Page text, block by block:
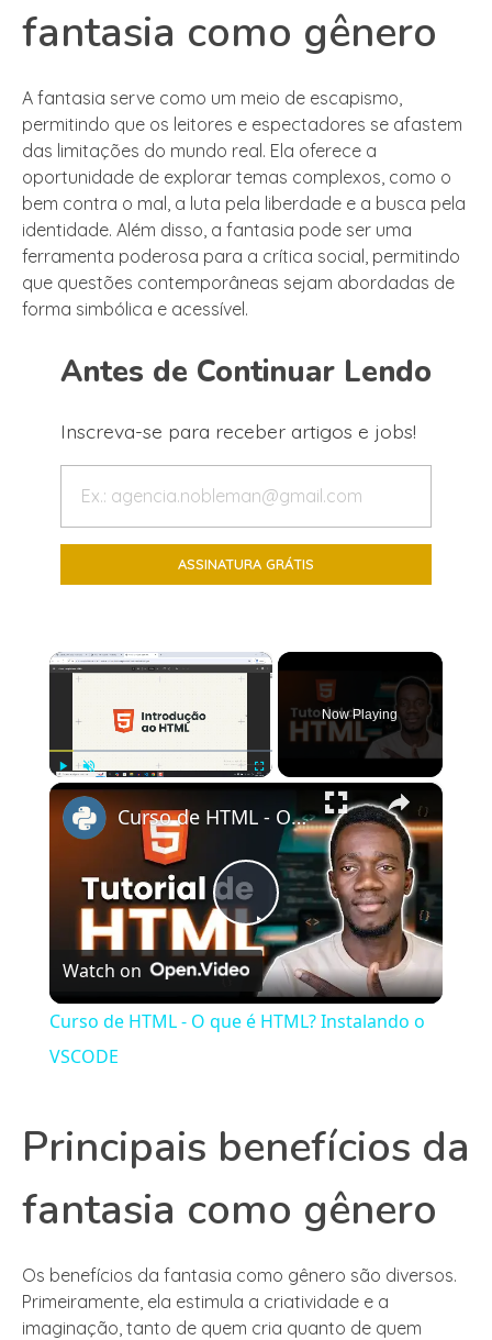
fantasia como gênero
A fantasia serve como um meio de escapismo,
permitindo que os leitores e espectadores se afastem
das limitações do mundo real. Ela oferece a
oportunidade de explorar temas complexos, como o
bem contra o mal, a luta pela liberdade e a busca pela
identidade. Além disso, a fantasia pode ser uma
ferramenta poderosa para a crítica social, permitindo
que questões contemporâneas sejam abordadas de
forma simbólica e acessível.
Antes de Continuar Lendo
Inscreva-se para receber artigos e jobs!
×
Now Playing
×
Play
Video
Curso de HTML - O que é HTML? Instalando o VSCODE
Watch on
Curso de HTML - O que é HTML? Instalando o
VSCODE
Principais benefícios da
fantasia como gênero
Os benefícios da fantasia como gênero são diversos.
Primeiramente, ela estimula a criatividade e a
imaginação, tanto de quem cria quanto de quem